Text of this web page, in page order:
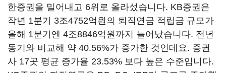
한증권을 밀어내고 6위로 올라섰습니다. KB증권은
작년 1분기 3조4752억원의 퇴직연금 적립금 규모가
올해 1분기엔 4조8846억원까지 늘어났습니다. 전년
동기와 비교해 약 40.56%가 증가한 것인데요. 증권
사 17곳 평균 증가율 23.53% 보다 높은 수준입니다.